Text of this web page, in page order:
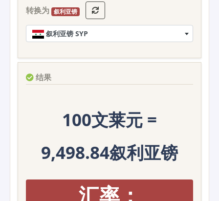
转换为 叙利亚镑
叙利亚镑 SYP
结果
100文莱元 =
9,498.84叙利亚镑
汇率：